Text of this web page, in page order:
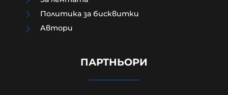
прости стъпки?
Политика за бисквитки
Aвтори
ПАРТНЬОРИ